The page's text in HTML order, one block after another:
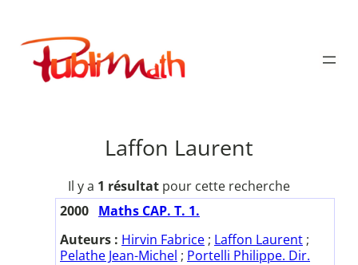
contenu
Publimath
Laffon Laurent
Il y a 1 résultat pour cette recherche
2000 Maths CAP. T. 1.
Auteurs : Hirvin Fabrice ; Laffon Laurent ;
Pelathe Jean-Michel ; Portelli Philippe. Dir.